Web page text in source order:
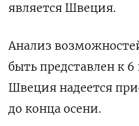
является Швеция.
Анализ
быть представлен к
Швеция надеется
до конца осени.